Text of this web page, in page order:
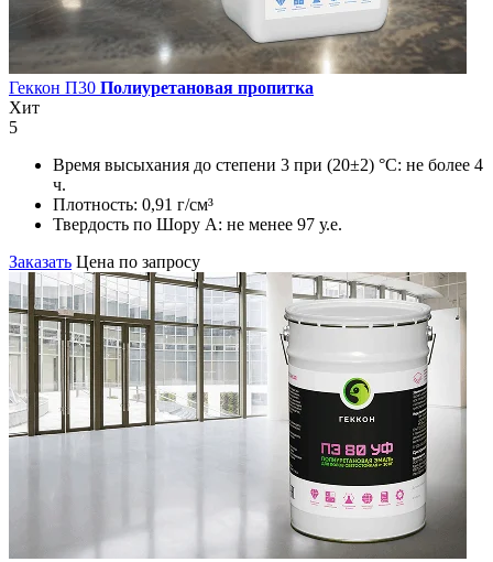
Геккон П30 Полиуретановая пропитка
Хит
5
Время высыхания до степени 3 при (20±2) °С: не более 4
ч.
Плотность: 0,91 г/см³
Твердость по Шору А: не менее 97 у.е.
Заказать Цена по запросу